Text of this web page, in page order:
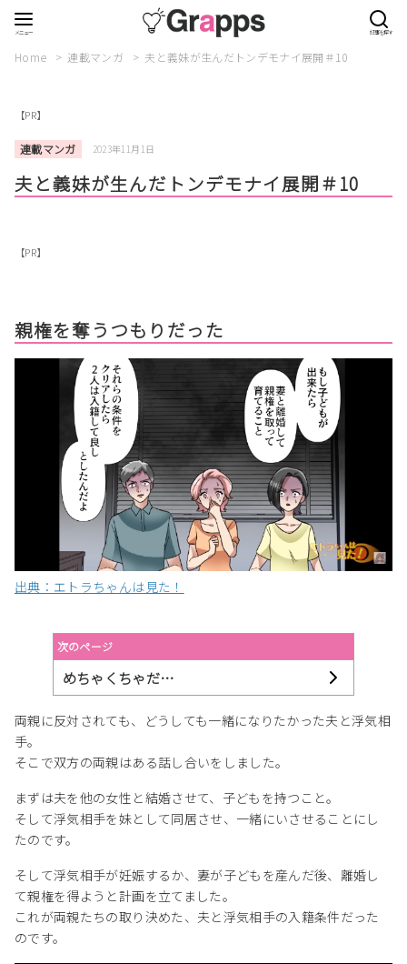
Home 連載マンガ 夫と義妹が生んだトンデモナイ展開＃10
【PR】
連載マンガ 2023年11月1日
夫と義妹が生んだトンデモナイ展開＃10
【PR】
親権を奪うつもりだった
出典：エトラちゃんは見た！
次のページ
めちゃくちゃだ…
両親に反対されても、どうしても一緒になりたかった夫と浮気相
手。
そこで双方の両親はある話し合いをしました。
まずは夫を他の女性と結婚させて、子どもを持つこと。
そして浮気相手を妹として同居させ、一緒にいさせることにし
たのです。
そして浮気相手が妊娠するか、妻が子どもを産んだ後、離婚し
て親権を得ようと計画を立てました。
これが両親たちの取り決めた、夫と浮気相手の入籍条件だった
のです。